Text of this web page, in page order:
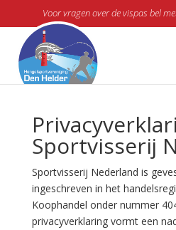
Voor vragen over de vispas bel
Sportvisserij
Sportvisserij Nederland is
ingeschreven in het
Koophandel onder nummer
privacyverklaring vormt een